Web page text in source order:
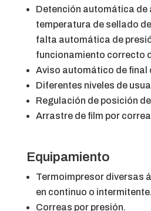
Detención automática de
temperatura de sellado
falta automática de
funcionamiento correcto
Aviso automático de final
Diferentes niveles de
Regulación de posición
Arrastre de film por
Equipamiento
Termoimpresor diversas
en continuo o intermitente.
Correas por presión.